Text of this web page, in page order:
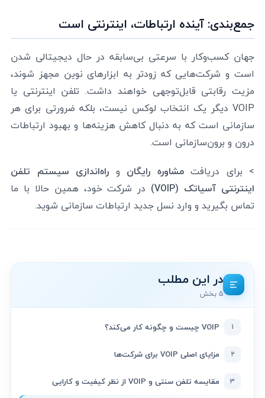
جمع‌بندی: آینده ارتباطات، اینترنتی است
جهان کسب‌وکار با سرعتی بی‌سابقه در حال دیجیتالی شدن
است و شرکت‌هایی که زودتر به ابزارهای نوین مجهز شوند،
مزیت رقابتی قابل‌توجهی خواهند داشت. تلفن اینترنتی یا
VOIP دیگر یک انتخاب لوکس نیست، بلکه ضرورتی برای هر
سازمانی است که به دنبال کاهش هزینه‌ها و بهبود ارتباطات
درون و برون‌سازمانی است.
> برای دریافتمشاوره رایگان و راه‌اندازی سیستم تلفن
اینترنتی آسیاتک (VOIP)
در شرکت خود، همین حالا با ما
تماس بگیرید و وارد نسل جدید ارتباطات سازمانی شوید.
در این مطلب
۵ بخش
۱ VOIP چیست و چگونه کار می‌کند؟
۲ مزایای اصلی VOIP برای شرکت‌ها
۳ مقایسه تلفن سنتی و VOIP از نظر کیفیت و کارایی